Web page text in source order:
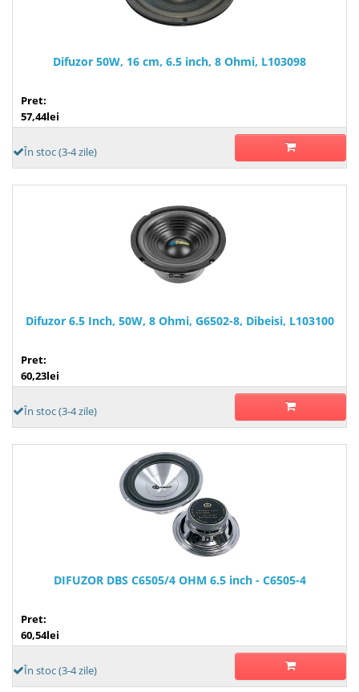
Difuzor 50W, 16 cm, 6.5 inch, 8 Ohmi, L103098
Pret:
57,44lei
În stoc (3-4 zile)
Difuzor 6.5 Inch, 50W, 8 Ohmi, G6502-8, Dibeisi, L103100
Pret:
60,23lei
În stoc (3-4 zile)
DIFUZOR DBS C6505/4 OHM 6.5 inch - C6505-4
Pret:
60,54lei
În stoc (3-4 zile)